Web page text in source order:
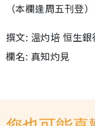
（本欄逢周五刊登）
撰文: 溫灼培 恒生
欄名: 真知灼見